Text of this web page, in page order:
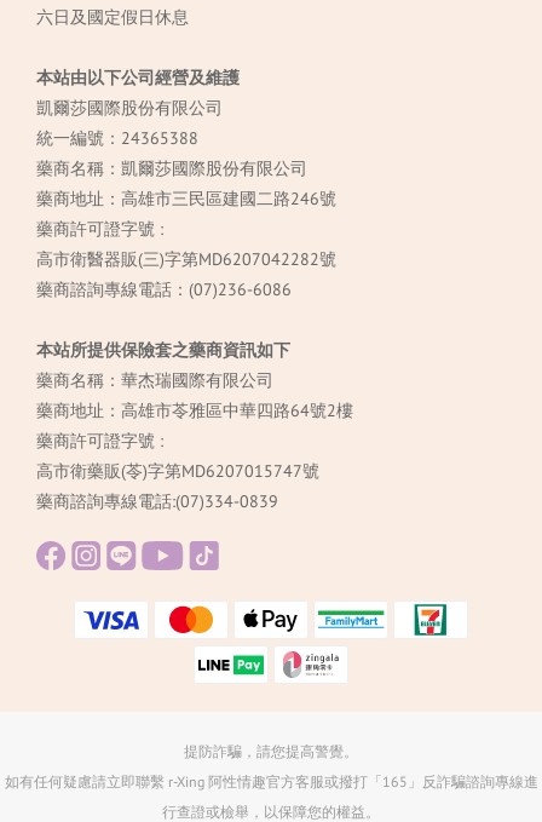
六日及國定假日休息
本站由以下公司經營及維護
凱爾莎國際股份有限公司
統一編號：24365388
藥商名稱：凱爾莎國際股份有限公司
藥商地址：高雄市三民區建國二路246號
藥商許可證字號 :
高市衛醫器販(三)字第MD6207042282號
藥商諮詢專線電話：(07)236-6086
本站所提供保險套之藥商資訊如下
藥商名稱：華杰瑞國際有限公司
藥商地址：高雄市苓雅區中華四路64號2樓
藥商許可證字號 :
高市衛藥販(苓)字第MD6207015747號
藥商諮詢專線電話:(07)334-0839
提防詐騙，請您提高警覺。
如有任何疑慮請立即聯繫 r-Xing 阿性情趣官方客服或撥打「165」反詐騙諮詢專線進
行查證或檢舉，以保障您的權益。